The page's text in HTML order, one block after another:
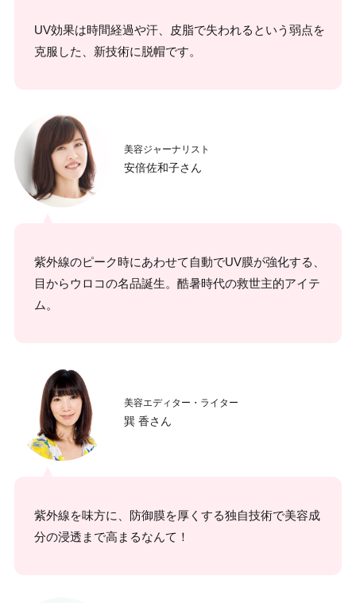
UV効果は時間経過や汗、皮脂で失われるという弱点を
克服した、新技術に脱帽です。
美容ジャーナリスト
安倍佐和子さん
紫外線のピーク時にあわせて自動でUV膜が強化する、
目からウロコの名品誕生。酷暑時代の救世主的アイテ
ム。
美容エディター・ライター
巽 香さん
紫外線を味方に、防御膜を厚くする独自技術で美容成
分の浸透まで高まるなんて！